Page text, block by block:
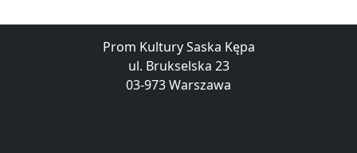
Prom Kultury Saska Kępa
ul. Brukselska 23
03-973 Warszawa